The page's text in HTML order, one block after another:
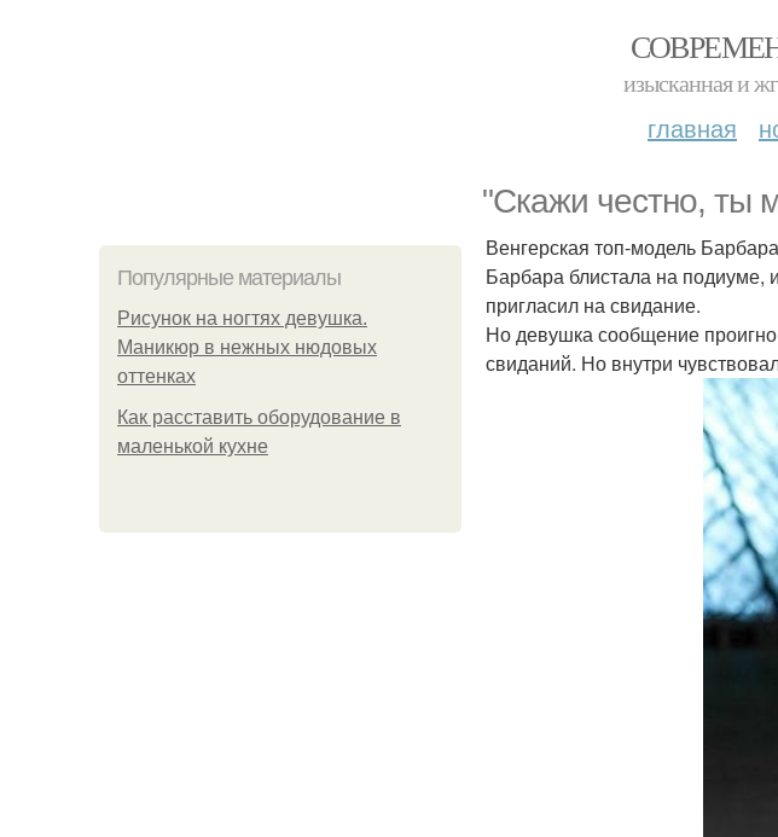
изысканная и
главная
"Скажи честно, ты
Популярные материалы
Рисунок на ногтях девушка.
Маникюр в нежных нюдовых
оттенках
Как расставить оборудование в
маленькой кухне
Венгерская топ-модель
Барбара блистала на подиуме,
пригласил на свидание.
Но девушка сообщение
свиданий. Но внутри